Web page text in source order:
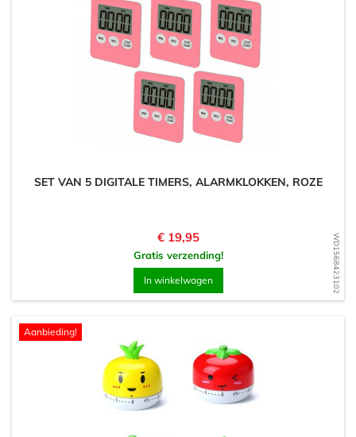
WD1568423102
SET VAN 5 DIGITALE TIMERS, ALARMKLOKKEN, ROZE
Prijs
€ 19,95
Gratis verzending!
In winkelwagen
Aanbieding!